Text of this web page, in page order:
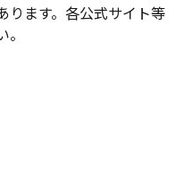
ます。各公式サイト等